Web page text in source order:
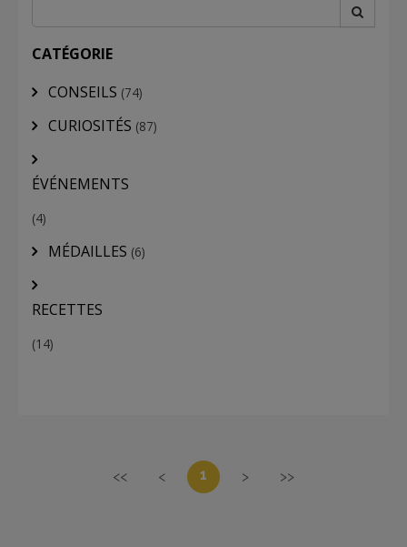
CATÉGORIE
CONSEILS (74)
CURIOSITÉS (87)
ÉVÉNEMENTS
(4)
MÉDAILLES (6)
RECETTES
(14)
<< < 1 > >>